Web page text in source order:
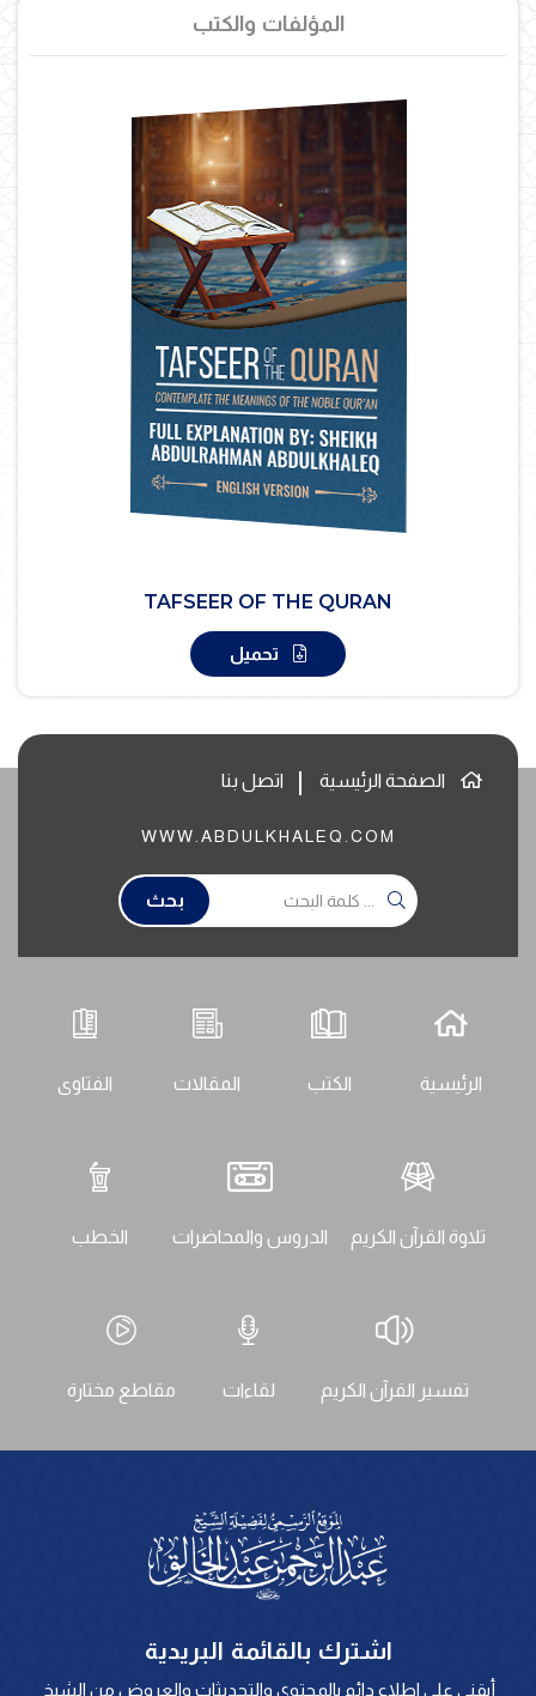
المؤلفات والكتب
TAFSEER OF THE QURAN
تحميل
الصفحة الرئيسية اتصل بنا
WWW.ABDULKHALEQ.COM
بحث
الرئيسية الكتب المقالات الفتاوى
تلاوة القرآن الكريم الدروس والمحاضرات الخطب
تفسير القرآن الكريم لقاءات مقاطع مختارة
اشترك بالقائمة البريدية
أبقني على اطلاع دائم بالمحتوى والتحديثات والعروض من الشيخ